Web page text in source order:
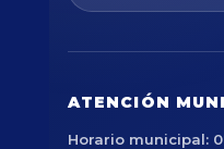
ATENCIÓN
Horario municipal: